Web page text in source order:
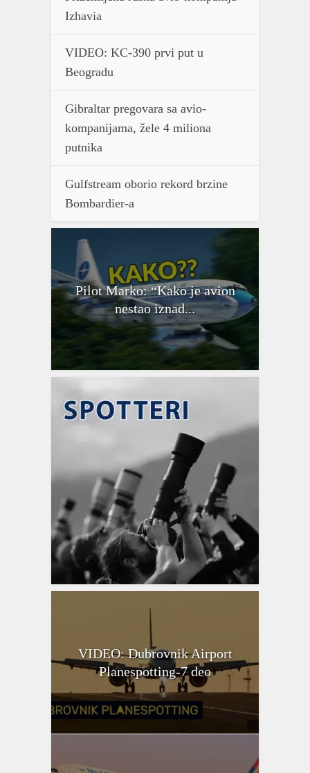
Izhavia
VIDEO: KC-390 prvi put u
Beogradu
Gibraltar pregovara sa avio-
kompanijama, žele 4 miliona
putnika
Gulfstream oborio rekord brzine
Bombardier-a
Pilot Marko: “Kako je avion
nestao iznad...
VIDEO: Dubrovnik Airport
Planespotting-7 deo